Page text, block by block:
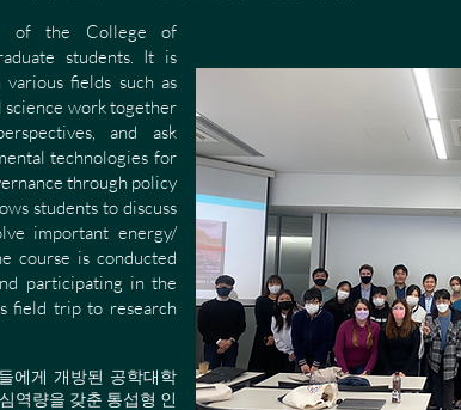
of the College of
students. It is
fields such as
science work together
and ask
technologies for
through policy
students to discuss
important energy/
course is conducted
participating in the
field trip to research
에게 개방된 공학대학
역량을 갖춘 통섭형 인